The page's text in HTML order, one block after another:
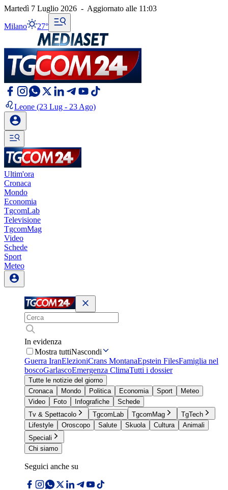
Martedì 7 Luglio 2026 - Aggiornato alle 11:03
Milano 27°
Leone (23 Lug - 23 Ago)
Ultim'ora
Cronaca
Mondo
Economia
TgcomLab
Televisione
TgcomMag
Video
Schede
Sport
Meteo
In evidenza
Mostra tuttiNascondi
Guerra IranElezioniCrans MontanaEpstein FilesFamiglia nel
boscoGarlascoEmergenza ClimaTutti i dossier
Tutte le notizie del giorno
Cronaca
Mondo Politica Economia Sport
Meteo
Video
Foto Infografiche
Schede
Tv & Spettacolo
TgcomLab TgcomMag
TgTech
Lifestyle
Oroscopo Salute Skuola Cultura
Animali
Speciali
Chi siamo
Seguici anche su